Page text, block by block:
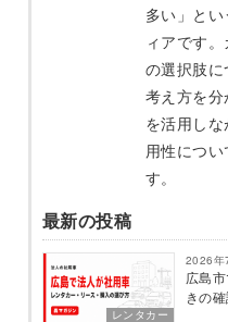
多い」と
ィアです
の選択肢
考え方を
を活用し
用性につ
す。
最新の投稿
レンタカー
2026年
広島
きの